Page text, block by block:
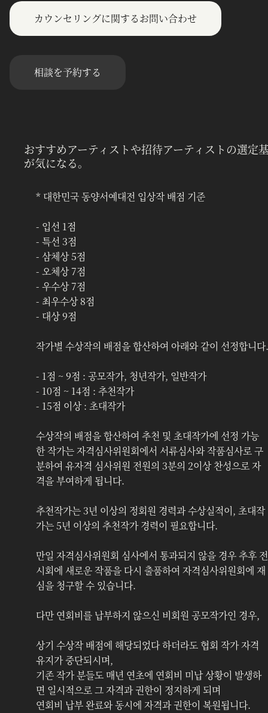
カウンセリングに関するお問い合わせ
相談を予約する
おすすめアーティストや招待アーティストの選定
が気になる。
* 대한민국 동양서예대전 입상작 배점 기준
- 입선 1점
- 특선 3점
- 삼체상 5점
- 오체상 7점
- 우수상 7점
- 최우수상 8점
- 대상 9점
작가별 수상작의 배점을 합산하여 아래와 같이 선정합니다.
- 1점 ~ 9점 : 공모작가, 청년작가, 일반작가
- 10점 ~ 14점 : 추천작가
- 15점 이상 : 초대작가
수상작의 배점을 합산하여 추천 및 초대작가에 선정 가능
한 작가는 자격심사위원회‍에서 서류심사와 작품심사로 구
분하여 유자격 심사위원 전원의 3분의 2이상 찬성으로 자
격을 부여하게 됩니다.
추천작가는 3년 이상의 정회원 경력과 수상실적이, 초대작
가는 5년 이상의 추천작가 경력이 필요합니다.
만일 자격심사위원회 심사에서 통과되지 않을 경우 추후 전
시회에 새로운 작품을 다시 출품하여 자격심사위원회에 재
심을 청구할 수 있습니다.
다만 연회비를 납부하지 않으신 비회원 공모작가인 경우,
상기 수상작 배점에 해당되었다 하더라도 협회 작가 자격
유지가 중단되시며,
기존 작가 분들도 매년 연초에 연회비 미납 상황이 발생하
면 일시적으로 그 자격과 권한이 정지하게 되며
연회비 납부 완료와 동시에 자격과 권한이 복원됩니다.